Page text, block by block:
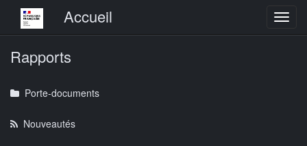
Menu principalAccueil
Rapports
Porte-documents
Nouveautés